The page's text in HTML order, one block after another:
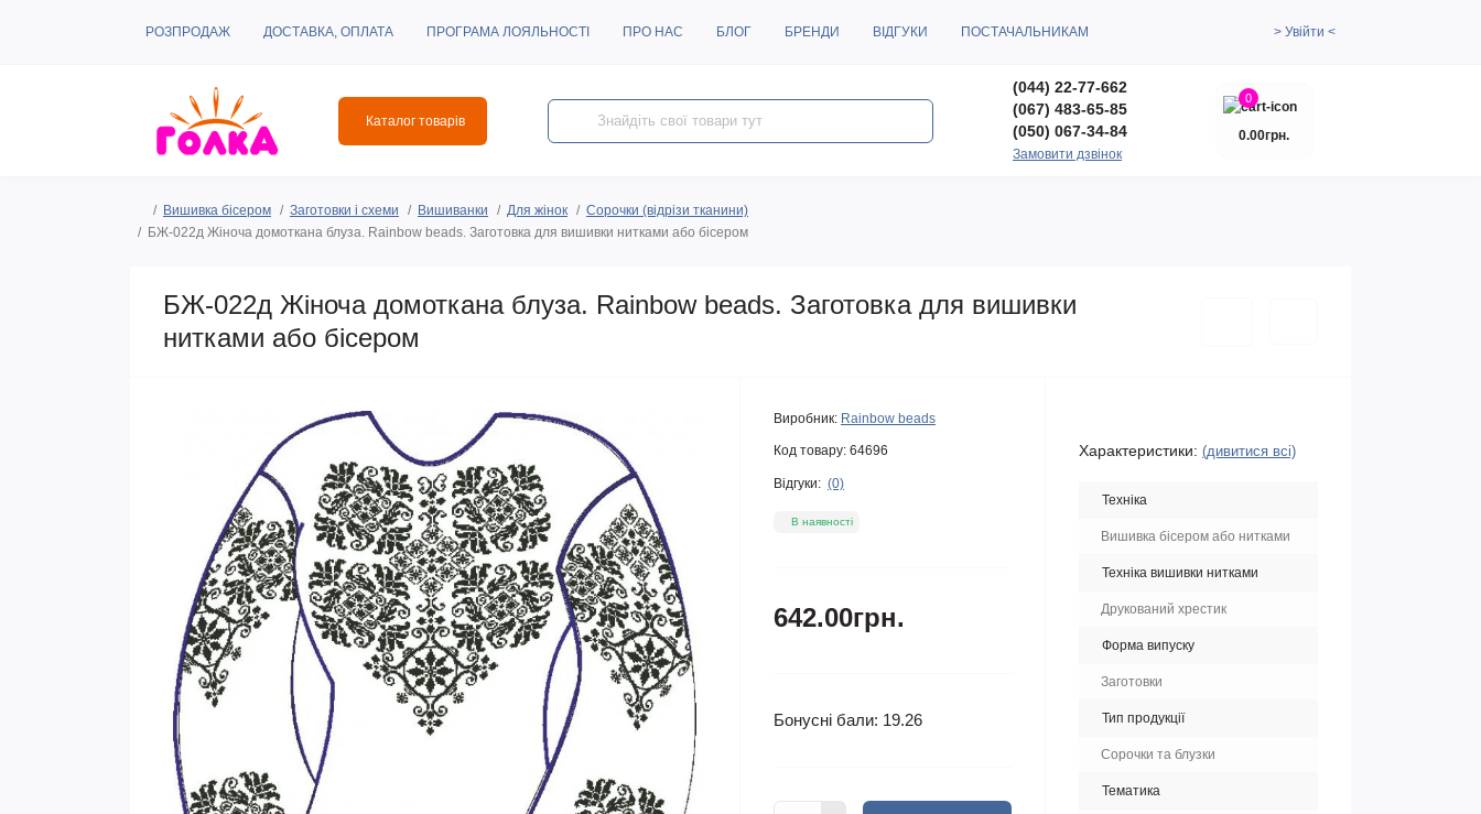
РОЗПРОДАЖ ДОСТАВКА, ОПЛАТА ПРОГРАМА ЛОЯЛЬНОСТІ ПРО НАС БЛОГ БРЕНДИ ВІДГУКИ ПОСТАЧАЛЬНИКАМ > Увійти <
Каталог товарів
(044) 22-77-662
(067) 483-65-85
(050) 067-34-84
Замовити дзвінок
0
0.00грн.
Вишивка бісером Заготовки і схеми Вишиванки Для жінок
Сорочки (відрізи тканини)
БЖ-022д Жіноча домоткана блуза. Rainbow beads. Заготовка для вишивки нитками або бісером
БЖ-022д Жіноча домоткана блуза. Rainbow beads. Заготовка для вишивки
нитками або бісером
Виробник: Rainbow beads
Код товару: 64696
Відгуки: (0)
В наявності
642.00грн.
Бонусні бали: 19.26
Характеристики: (дивитися всі)
Техніка
Вишивка бісером або нитками
Техніка вишивки нитками
Друкований хрестик
Форма випуску
Заготовки
Тип продукції
Сорочки та блузки
Тематика